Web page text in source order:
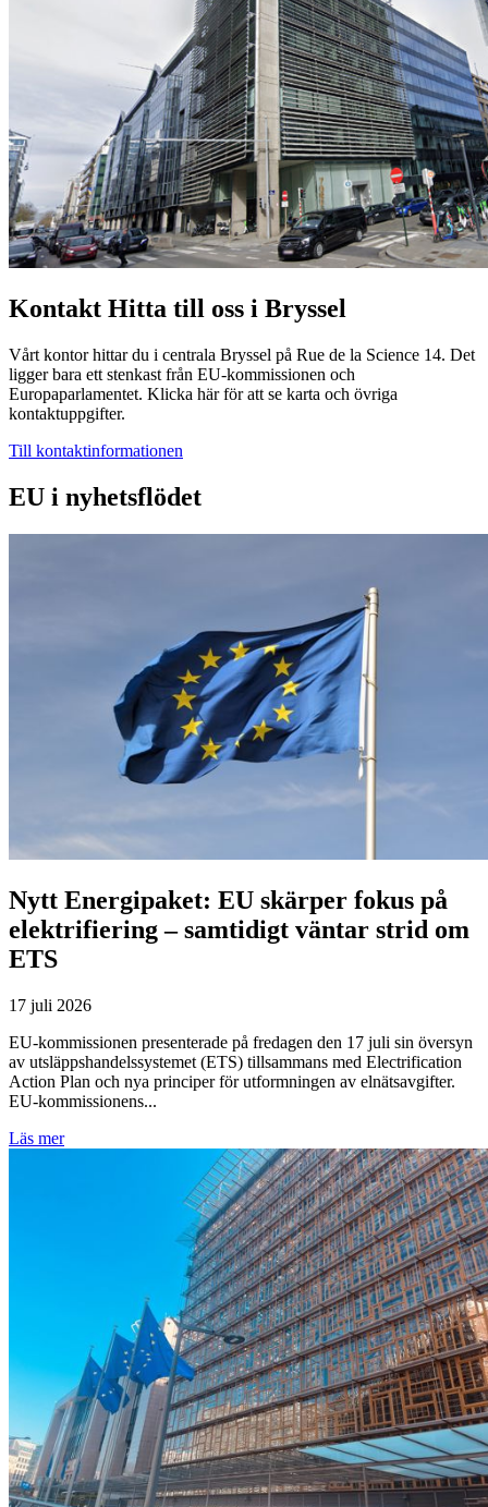
Kontakt Hitta till oss i Bryssel
Vårt kontor hittar du i centrala Bryssel på Rue de la Science 14. Det
ligger bara ett stenkast från EU-kommissionen och
Europaparlamentet. Klicka här för att se karta och övriga
kontaktuppgifter.
Till kontaktinformationen
EU i nyhetsflödet
Nytt Energipaket: EU skärper fokus på
elektrifiering – samtidigt väntar strid om
ETS
17 juli 2026
EU-kommissionen presenterade på fredagen den 17 juli sin översyn
av utsläppshandelssystemet (ETS) tillsammans med Electrification
Action Plan och nya principer för utformningen av elnätsavgifter.
EU-kommissionens...
Läs mer